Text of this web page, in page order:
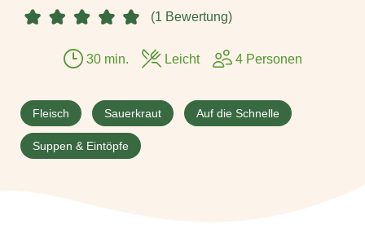
(1 Bewertung)
30 min. Leicht 4 Personen
Fleisch Sauerkraut Auf die Schnelle
Suppen & Eintöpfe